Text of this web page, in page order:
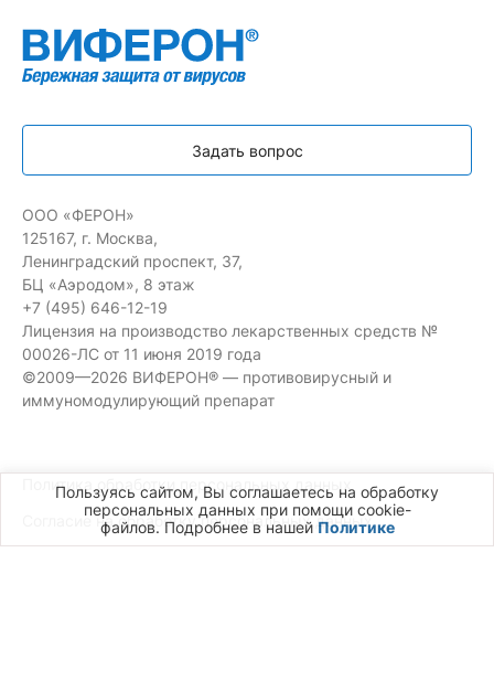
Пользуясь сайтом, Вы соглашаетесь на обработку
персональных данных при помощи cookie-
файлов. Подробнее в нашей Политике
Задать вопрос
ООО «ФЕРОН»
125167, г. Москва,
Ленинградский проспект, 37,
БЦ «Аэродом», 8 этаж
+7 (495) 646-12-19
Лицензия на производство лекарственных средств №
00026-ЛС от 11 июня 2019 года
©2009—2026 ВИФЕРОН® — противовирусный и
иммуномодулирующий препарат
Политика обработки персональных данных
Согласие на обработку персональных данных